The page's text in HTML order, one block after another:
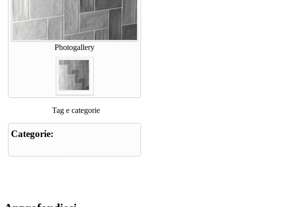
Photogallery
Tag e categorie
Categorie: